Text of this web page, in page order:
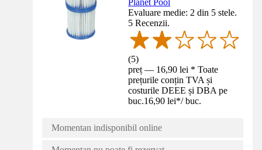
Evaluare medie: 2 din 5 stele.
5 Recenzii.
(5)
preț — 16,90 lei * Toate
prețurile conțin TVA și
costurile DEEE și DBA pe
buc.16,90 lei*/ buc.
Momentan indisponibil online